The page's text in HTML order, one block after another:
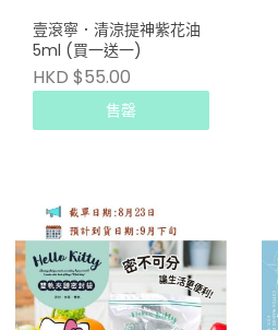
壹滾寧．清涼提神紫花油
5ml (買一送一)
HKD $55.00
售罄